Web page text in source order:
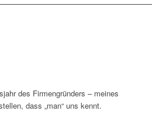
des Firmengründers – meines
dass „man“ uns kennt.